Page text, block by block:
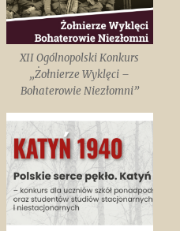
XII Ogólnopolski Konkurs
„Żołnierze Wyklęci –
Bohaterowie Niezłomni”